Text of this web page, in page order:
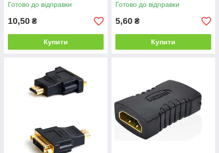
Готово до відправки
10,50 ₴
Купити
Готово до відправки
5,60 ₴
Купити